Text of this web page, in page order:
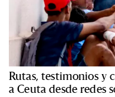
Rutas, testimonios y
a Ceuta desde redes